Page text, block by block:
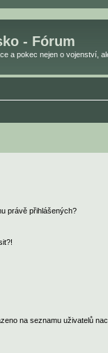
- Fórum
a pokec nejen o vojenství,
právě přihlášených?
na seznamu uživatelů